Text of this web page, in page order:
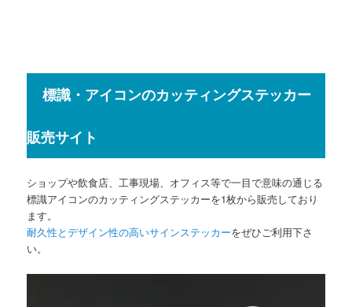
標識・アイコンのカッティングステッカー
販売サイト
ショップや飲食店、工事現場、オフィス等で一目で意味の通じる
標識アイコンのカッティングステッカーを1枚から販売しており
ます。
耐久性とデザイン性の高いサインステッカーをぜひご利用下さ
い。